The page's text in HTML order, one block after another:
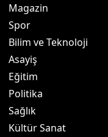
Magazin
Spor
Bilim ve Teknoloji
Asayiş
Eğitim
Politika
Sağlık
Kültür Sanat